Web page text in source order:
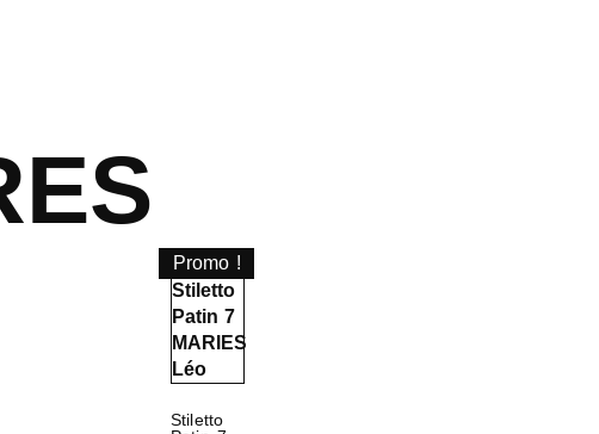
Promo !
Stiletto